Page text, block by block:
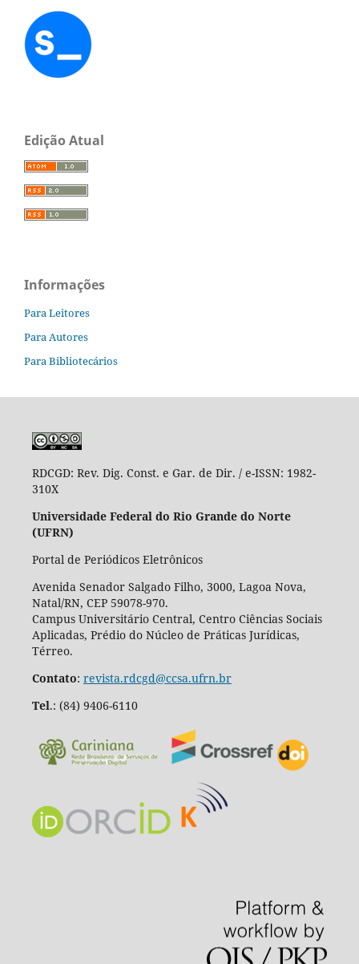
Edição Atual
Informações
Para Leitores
Para Autores
Para Bibliotecários
RDCGD: Rev. Dig. Const. e Gar. de Dir. / e-ISSN: 1982-
310X
Universidade Federal do Rio Grande do Norte
(UFRN)
Portal de Periódicos Eletrônicos
Avenida Senador Salgado Filho, 3000, Lagoa Nova,
Natal/RN, CEP 59078-970.
Campus Universitário Central, Centro Ciências Sociais
Aplicadas, Prédio do Núcleo de Práticas Jurídicas,
Térreo.
Contato: revista.rdcgd@ccsa.ufrn.br
Tel.: (84) 9406-6110